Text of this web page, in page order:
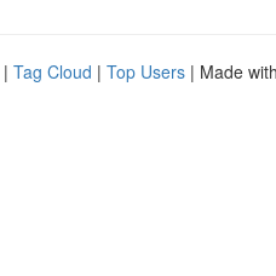
| Tag Cloud | Top Users | Made with